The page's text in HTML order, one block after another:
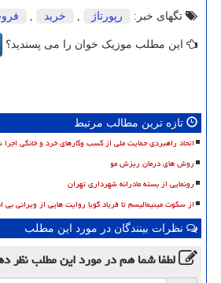
تگهای خبر:
رپورتاژ خرید
این مطلب موزیک خوان را می پسندید؟
تازه ترین مطالب مرتبط
اتحاد راهبردی حمایت ملی از کسب وکارهای خرد و خانگی
روش های درمان ریزش مو
رونمایی از بسته مادرانه شهرداری تهران
از سکوت مینیمالیسم تا فریاد گویا روایت هایی از ویرانی بی
نظرات بینندگان در مورد این مطلب
لطفا شما همدر مورد این مطلبنظر